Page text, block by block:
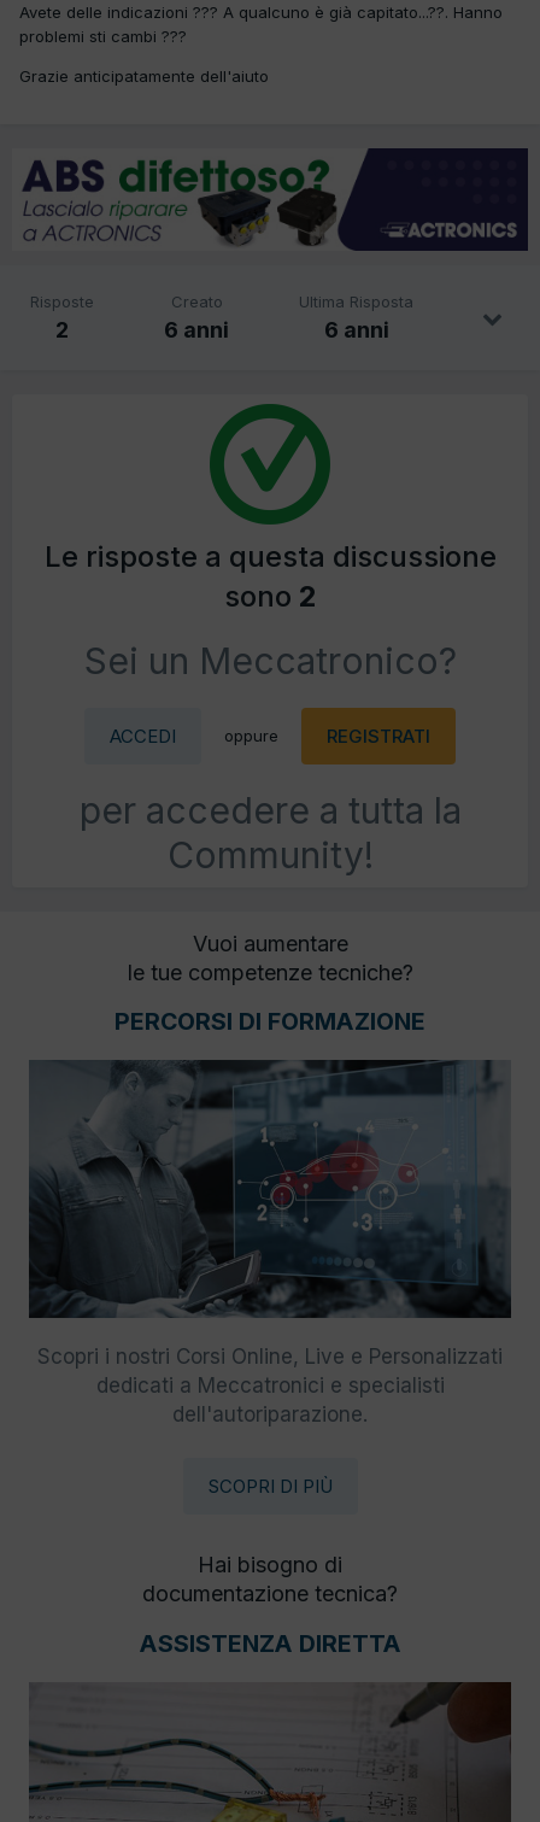
Avete delle indicazioni ??? A qualcuno è già capitato...??. Hanno
problemi sti cambi ???
Grazie anticipatamente dell'aiuto
Risposte
2
Creato
6 anni
Ultima Risposta
6 anni
Le risposte a questa discussione
sono 2
Sei un Meccatronico?
ACCEDI oppure REGISTRATI
per accedere a tutta la
Community!
Vuoi aumentare
le tue competenze tecniche?
PERCORSI DI FORMAZIONE
Scopri i nostri Corsi Online, Live e Personalizzati
dedicati a Meccatronici e specialisti
dell'autoriparazione.
SCOPRI DI PIÙ
Hai bisogno di
documentazione tecnica?
ASSISTENZA DIRETTA